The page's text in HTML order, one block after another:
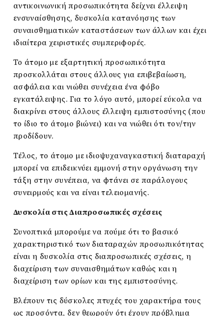
αντικοινωνική προσωπικότητα δείχνει έλλειψη
ενσυναίσθησης, δυσκολία κατανόησης των
συναισθηματικών καταστάσεων των άλλων και έχει
ιδιαίτερα χειριστικές συμπεριφορές.
Το άτομο με εξαρτητική προσωπικότητα
προσκολλάται στους άλλους για επιβεβαίωση,
ασφάλεια και νιώθει συνέχεια ένα φόβο
εγκατάλειψης. Για το λόγο αυτό, μπορεί εύκολα να
διακρίνει στους άλλους έλλειψη εμπιστοσύνης (που
το ίδιο το άτομο βιώνει) και να νιώθει ότι τον/την
προδίδουν.
Τέλος, το άτομο με ιδιοψυχαναγκαστική διαταραχή
μπορεί να επιδεικνύει εμμονή στην οργάνωση την
τάξη στην συνέπεια, να φτάνει σε παράλογους
συνειρμούς και να είναι τελειομανής.
Δυσκολία στις Διαπροσωπικές σχέσεις
Συνοπτικά μπορούμε να πούμε ότι το βασικό
χαρακτηριστικό των διαταραχών προσωπικότητας
είναι η δυσκολία στις διαπροσωπικές σχέσεις, η
διαχείριση των συναισθημάτων καθώς και η
διαχείριση των ορίων και της εμπιστοσύνης.
Βλέπουν τις δύσκολες πτυχές του χαρακτήρα τους
ως προσόντα, δεν θεωρούν ότι έχουν πρόβλημα